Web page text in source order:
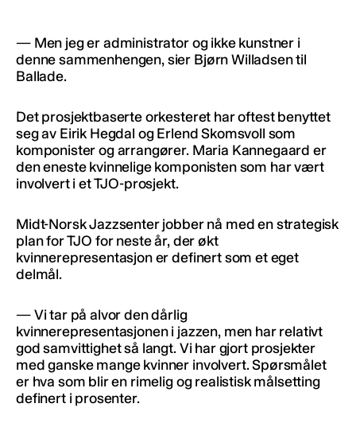
— Men jeg er administrator og ikke kunstner i
denne sammenhengen, sier Bjørn Willadsen til
Ballade.
Det prosjektbaserte orkesteret har oftest benyttet
seg av Eirik Hegdal og Erlend Skomsvoll som
komponister og arrangører. Maria Kannegaard er
den eneste kvinnelige komponisten som har vært
involvert i et TJO-prosjekt.
Midt-Norsk Jazzsenter jobber nå med en strategisk
plan for TJO for neste år, der økt
kvinnerepresentasjon er definert som et eget
delmål.
— Vi tar på alvor den dårlig
kvinnerepresentasjonen i jazzen, men har relativt
god samvittighet så langt. Vi har gjort prosjekter
med ganske mange kvinner involvert. Spørsmålet
er hva som blir en rimelig og realistisk målsetting
definert i prosenter.